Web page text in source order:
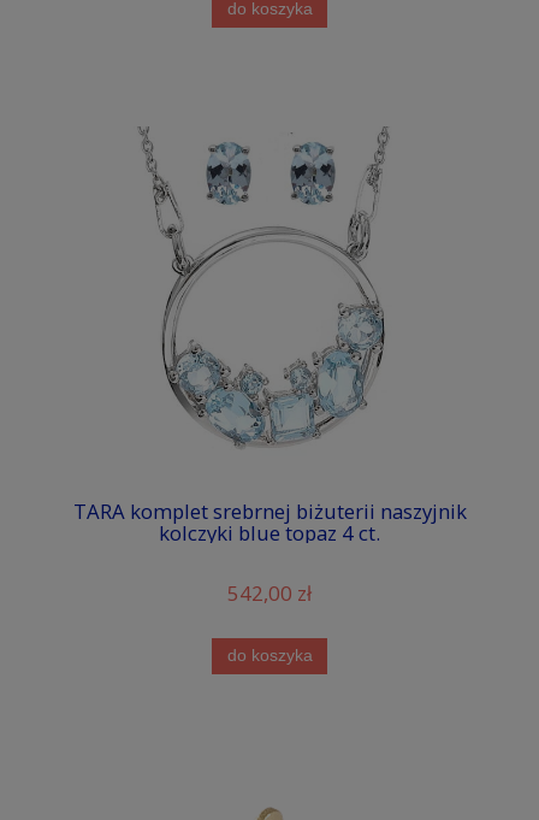
do koszyka
TARA komplet srebrnej biżuterii naszyjnik
kolczyki blue topaz 4 ct.
542,00 zł
do koszyka